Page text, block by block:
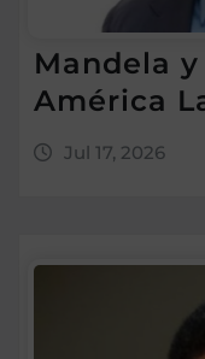
Mandela
América
Jul 17, 2026